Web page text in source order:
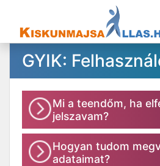
GYIK:
Mi a teendőm, ha
jelszavam?
Hogyan tudom
adataimat?